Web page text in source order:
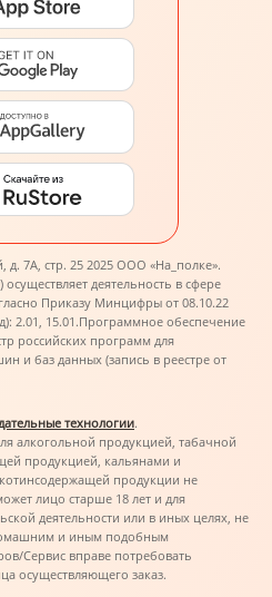
д. 7А, стр. 25 2025 ООО «На_полке».
деятельность в сфере
Приказу Минцифры от 08.10.22
2.01, 15.01.Программное обеспечение
российских программ для
и баз данных (запись в реестре от
технологии.
алкогольной продукцией, табачной
продукцией, кальянами и
продукции не
лицо старше 18 лет и для
деятельности или в иных целях, не
и иным подобным
Сервис вправе потребовать
осуществляющего заказ.